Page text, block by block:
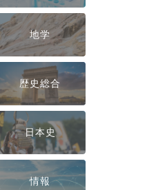
地学
歴史総合
日本史
情報